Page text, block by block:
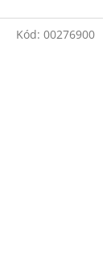
Kód: 00276900